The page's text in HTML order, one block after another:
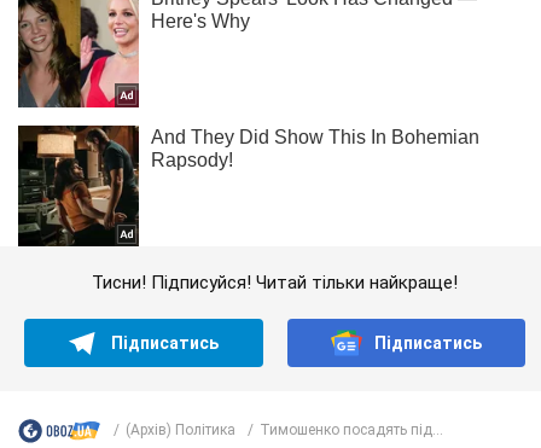
Тисни! Підписуйся! Читай тільки найкраще!
Підписатись Підписатись
(Архів) Політика Тимошенко посадять під...